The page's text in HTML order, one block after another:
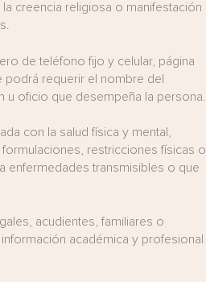
creencia religiosa o manifestación
de teléfono fijo y celular, página
requerir el nombre del
oficio que desempeña la persona.
con la salud física y mental,
restricciones físicas o
enfermedades transmisibles o que
acudientes, familiares o
académica y profesional